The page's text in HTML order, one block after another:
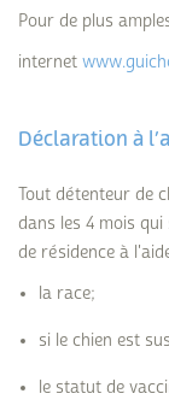
Pour de plus
internet
Déclaration à
Tout détenteur de
dans les 4 mois
de résidence à
la race;
si le chien est
le statut de